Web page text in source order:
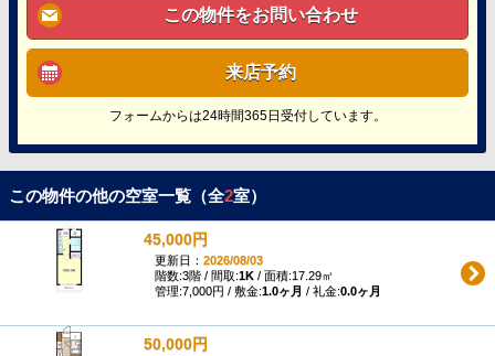
この物件をお問い合わせ
来店予約
フォームからは24時間365日受付しています。
この物件の他の空室一覧（全2室）
45,000円
更新日： 2026/08/03
階数:3階 / 間取:1K/ 面積:17.29㎡
管理:7,000円 / 敷金:1.0ヶ月 / 礼金:0.0ヶ月
50,000円